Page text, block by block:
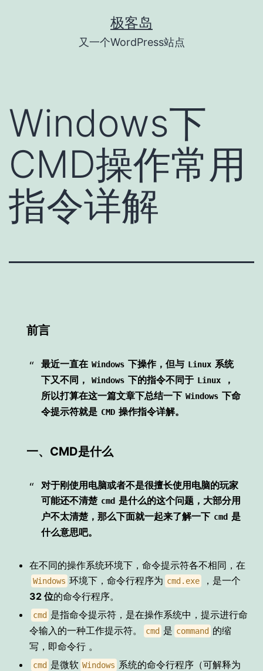
极客岛
又一个WordPress站点
Windows下
CMD操作常用
指令详解
前言
最近一直在 Windows 下操作，但与 Linux 系统
下又不同，
Windows 下的指令不同于 Linux
，
所以打算在这一篇文章下总结一下 Windows 下命
令提示符就是 CMD 操作指令详解。
一、CMD是什么
对于刚使用电脑或者不是很擅长使用电脑的玩家
可能还不清楚 cmd 是什么的这个问题，大部分用
户不太清楚，那么下面就一起来了解一下 cmd 是
什么意思吧。
在不同的操作系统环境下，命令提示符各不相同，在
Windows 环境下，命令行程序为 cmd.exe
，是一个
32 位的命令行程序。
cmd 是指命令提示符，是在操作系统中，提示进行命
令输入的一种工作提示符。
cmd 是 command 的缩
写，即命令行 。
cmd 是微软 Windows 系统的命令行程序（可解释为